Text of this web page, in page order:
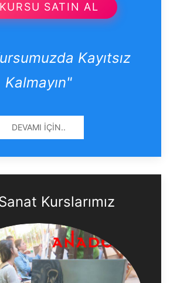
SATIN AL
Kayıtsız
Kalmayın"
DEVAMI İÇIN..
Kurslarımız